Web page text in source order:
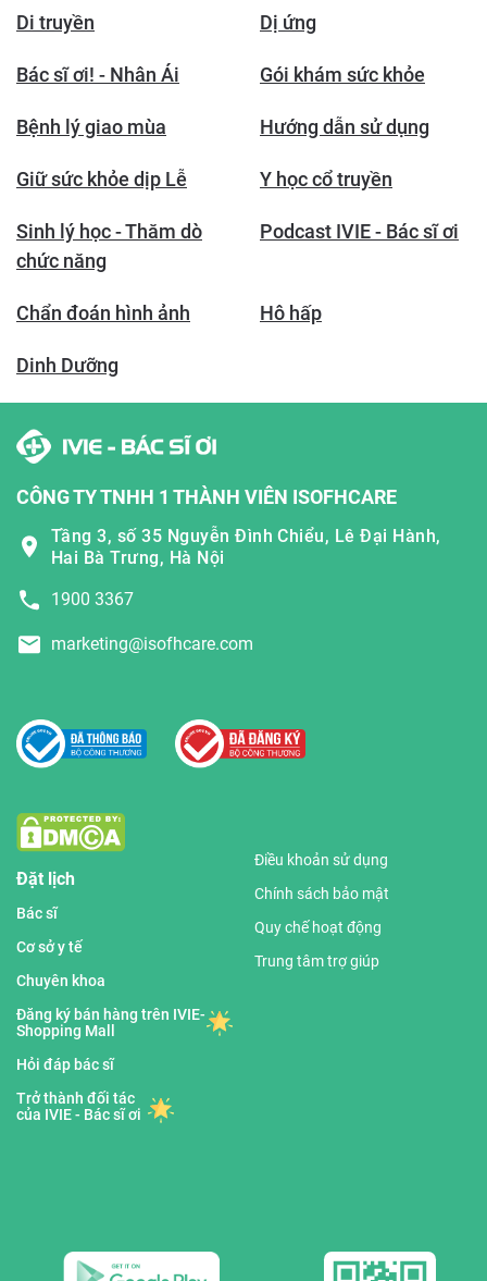
Di truyền Dị ứng
Bác sĩ ơi! - Nhân Ái Gói khám sức khỏe
Bệnh lý giao mùa Hướng dẫn sử dụng
Giữ sức khỏe dịp Lễ Y học cổ truyền
Sinh lý học - Thăm dò
chức năng
Podcast IVIE - Bác sĩ ơi
Chẩn đoán hình ảnh Hô hấp
Dinh Dưỡng
CÔNG TY TNHH 1 THÀNH VIÊN ISOFHCARE
Tầng 3, số 35 Nguyễn Đình Chiểu, Lê Đại Hành,
Hai Bà Trưng, Hà Nội
1900 3367
marketing@isofhcare.com
Đặt lịch
Bác sĩ
Cơ sở y tế
Chuyên khoa
Đăng ký bán hàng trên IVIE-
Shopping Mall
Hỏi đáp bác sĩ
Trở thành đối tác
của IVIE - Bác sĩ ơi
Điều khoản sử dụng
Chính sách bảo mật
Quy chế hoạt động
Trung tâm trợ giúp